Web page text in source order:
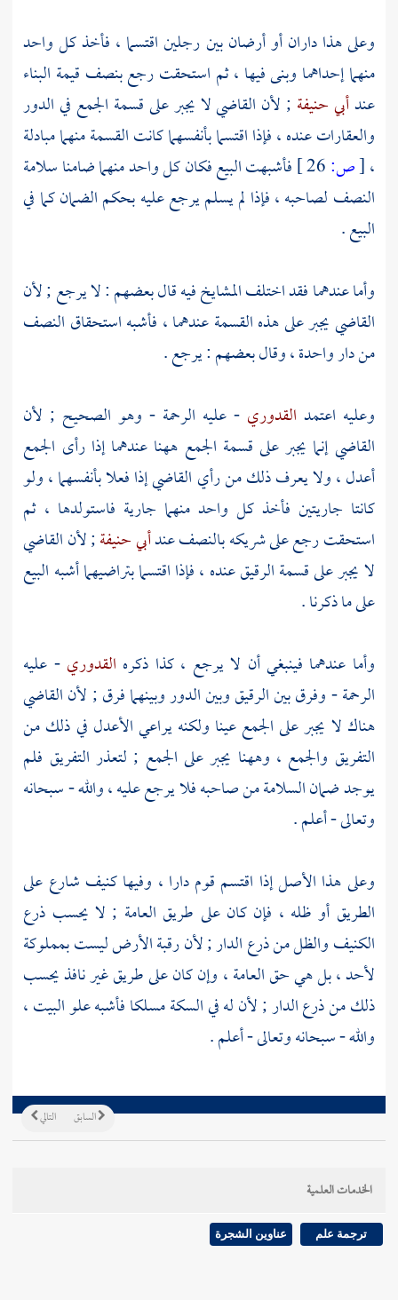
وعلى هذا داران أو أرضان بين رجلين اقتسما ، فأخذ كل واحد
منهما إحداهما وبنى فيها ، ثم استحقت رجع بنصف قيمة البناء
عندأبي حنيفة ; لأن القاضي لا يجبر على قسمة الجمع في الدور
والعقارات عنده ، فإذا اقتسما بأنفسهما كانت القسمة منهما مبادلة
،[ص:
فأشبهت البيع فكان كل واحد منهما ضامنا سلامة
النصف لصاحبه ، فإذا لم يسلم يرجع عليه بحكم الضمان كما في
البيع .
وأما عندهما فقد اختلف المشايخ فيه قال بعضهم : لا يرجع ; لأن
القاضي يجبر على هذه القسمة عندهما ، فأشبه استحقاق النصف
من دار واحدة ، وقال بعضهم : يرجع .
وعليه اعتمد القدوري- عليه الرحمة - وهو الصحيح ; لأن
القاضي إنما يجبر على قسمة الجمع ههنا عندهما إذا رأى الجمع
أعدل ، ولا يعرف ذلك من رأي القاضي إذا فعلا بأنفسهما ، ولو
كانتا جاريتين فأخذ كل واحد منهما جارية فاستولدها ، ثم
استحقت رجع على شريكه بالنصف عندأبي حنيفة; لأن القاضي
لا يجبر على قسمة الرقيق عنده ، فإذا اقتسما بتراضيهما أشبه البيع
على ما ذكرنا .
وأما عندهما فينبغي أن لا يرجع ، كذا ذكره القدوري- عليه
الرحمة - وفرق بين الرقيق وبين الدور وبينهما فرق ; لأن القاضي
هناك لا يجبر على الجمع عينا ولكنه يراعي الأعدل في ذلك من
التفريق والجمع ، وههنا يجبر على الجمع ; لتعذر التفريق فلم
يوجد ضمان السلامة من صاحبه فلا يرجع عليه ، والله - سبحانه
وتعالى - أعلم .
وعلى هذا الأصل إذا اقتسم قوم دارا ، وفيها كنيف شارع على
الطريق أو ظله ، فإن كان على طريق العامة ; لا يحسب ذرع
الكنيف والظل من ذرع الدار ; لأن رقبة الأرض ليست بمملوكة
لأحد ، بل هي حق العامة ، وإن كان على طريق غير نافذ يحسب
ذلك من ذرع الدار ; لأن له في السكة مسلكا فأشبه علو البيت ،
والله - سبحانه وتعالى - أعلم .
التالي السابق
الخدمات العلمية
ترجمة علم عناوين الشجرة